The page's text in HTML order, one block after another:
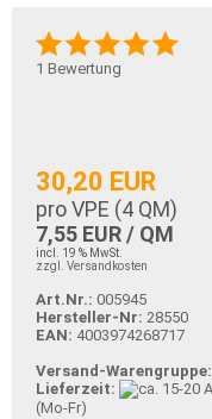
1 Bewertung
30,20 EUR
pro VPE (4 QM)
7,55 EUR / QM
incl. 19 % MwSt.
zzgl. Versandkosten
Art.Nr.: 005945
Hersteller-Nr: 28550
EAN: 4003974268717
Versand-Warengruppe:
Lieferzeit:
(Mo-Fr)